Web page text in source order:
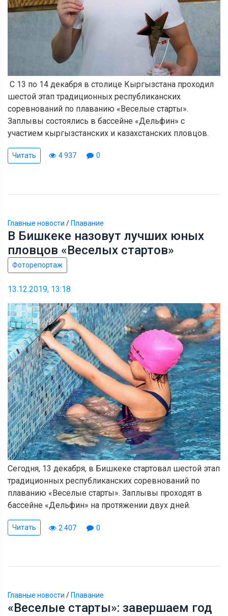
С 13 по 14 декабря в столице Кыргызстана проходил
шестой этап традиционных республиканских
соревнований по плаванию «Веселые старты».
Заплывы состоялись в бассейне «Дельфин» с
участием кыргызстанских и казахстанских пловцов.
Читать 4 937 0
Главные новости / Плавание
В Бишкеке назовут лучших юных
пловцов «Веселых стартов»
Фоторепортаж
13.12.2019, 13:18
Сегодня, 13 декабря, в Бишкеке стартовал шестой этап
традиционных республиканских соревнований по
плаванию «Веселые старты». Заплывы проходят в
бассейне «Дельфин» на протяжении двух дней.
Читать 2 407 0
Главные новости / Плавание
«Веселые старты»: завершаем год